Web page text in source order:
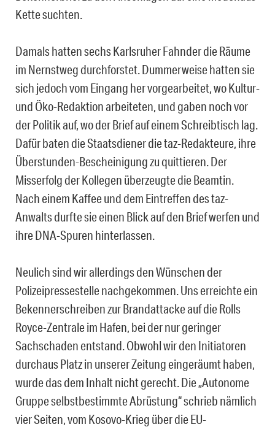
Kette suchten.
Damals hatten sechs Karlsruher Fahnder die Räume
im Nernstweg durchforstet. Dummerweise hatten sie
sich jedoch vom Eingang her vorgearbeitet, wo Kultur-
und Öko-Redaktion arbeiteten, und gaben noch vor
der Politik auf, wo der Brief auf einem Schreibtisch lag.
Dafür baten die Staatsdiener die taz-Redakteure, ihre
Überstunden-Bescheinigung zu quittieren. Der
Misserfolg der Kollegen überzeugte die Beamtin.
Nach einem Kaffee und dem Eintreffen des taz-
Anwalts durfte sie einen Blick auf den Brief werfen und
ihre DNA-Spuren hinterlassen.
Neulich sind wir allerdings den Wünschen der
Polizeipressestelle nachgekommen. Uns erreichte ein
Bekennerschreiben zur Brandattacke auf die Rolls
Royce-Zentrale im Hafen, bei der nur geringer
Sachschaden entstand. Obwohl wir den Initiatoren
durchaus Platz in unserer Zeitung eingeräumt haben,
wurde das dem Inhalt nicht gerecht. Die „Autonome
Gruppe selbstbestimmte Abrüstung“ schrieb nämlich
vier Seiten, vom Kosovo-Krieg über die EU-